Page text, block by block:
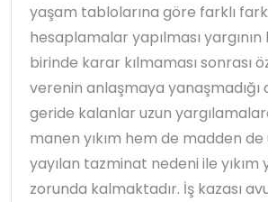
yaşam tablolarına göre farklı
hesaplamalar yapılması
birinde karar kılmaması sonrası
verenin anlaşmaya yanaşmadığı
geride kalanlar uzun
manen yıkım hem de madden
yayılan tazminat nedeni ile yıkım
zorunda kalmaktadır. İş kazası